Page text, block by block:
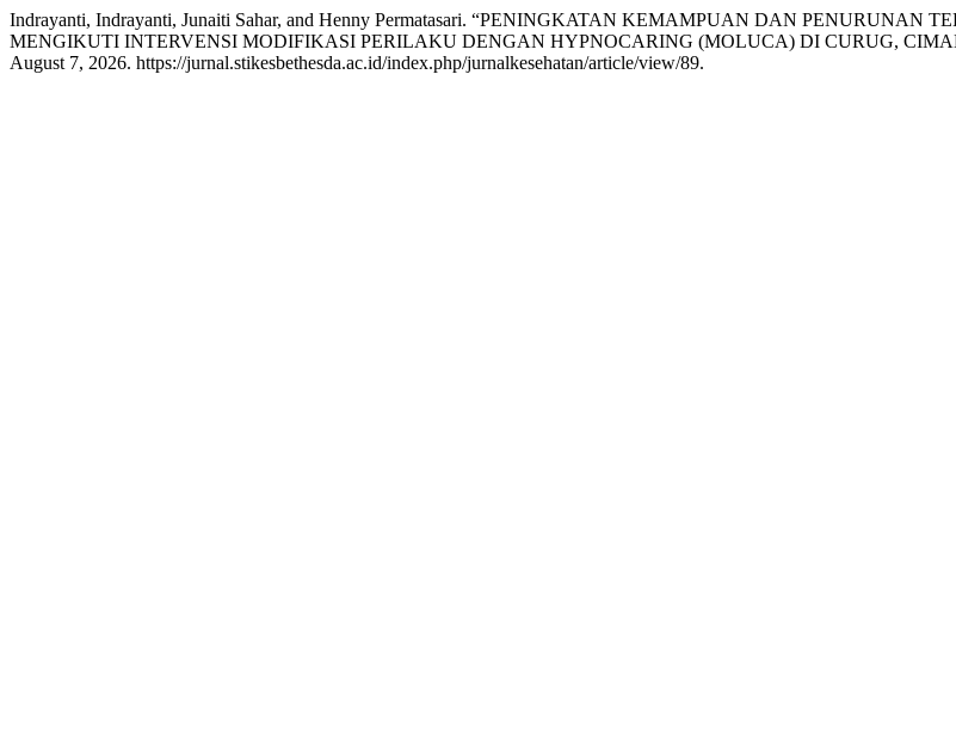
Indrayanti, Indrayanti, Junaiti Sahar, and Henny Permatasari. “PENINGKATAN KEMAMPUAN DAN
MENGIKUTI INTERVENSI MODIFIKASI PERILAKU DENGAN HYPNOCARING (MOLUCA) DI CURUG,
August 7, 2026. https://jurnal.stikesbethesda.ac.id/index.php/jurnalkesehatan/article/view/89.